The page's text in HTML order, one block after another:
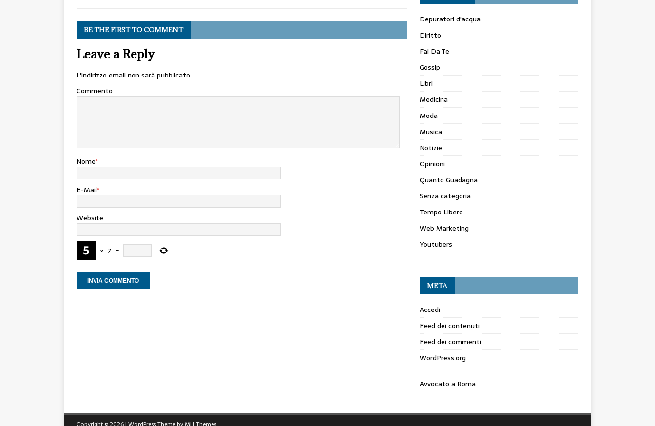
BE THE FIRST TO COMMENT
Leave a Reply
L'indirizzo email non sarà pubblicato.
Commento
Nome*
E-Mail*
Website
× 7 =
Depuratori d'acqua
Diritto
Fai Da Te
Gossip
Libri
Medicina
Moda
Musica
Notizie
Opinioni
Quanto Guadagna
Senza categoria
Tempo Libero
Web Marketing
Youtubers
META
Accedi
Feed dei contenuti
Feed dei commenti
WordPress.org
Avvocato a Roma
Copyright © 2026 | WordPress Theme byMH Themes